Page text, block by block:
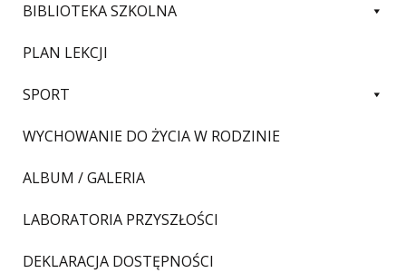
BIBLIOTEKA SZKOLNA
PLAN LEKCJI
SPORT
WYCHOWANIE DO ŻYCIA W RODZINIE
ALBUM / GALERIA
LABORATORIA PRZYSZŁOŚCI
DEKLARACJA DOSTĘPNOŚCI